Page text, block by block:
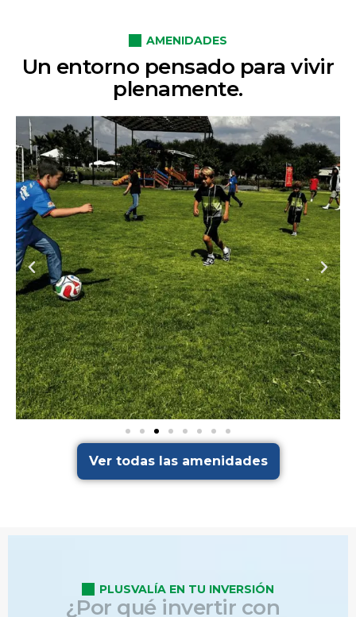
AMENIDADES
Un entorno pensado para vivir
plenamente.
Ver todas las amenidades
PLUSVALÍA EN TU INVERSIÓN
¿Por qué invertir con